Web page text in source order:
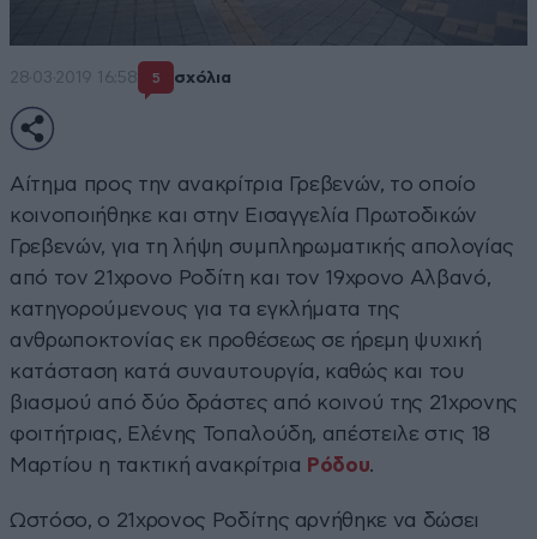
28·03·2019 16:58 5 σχόλια
Αίτημα προς την ανακρίτρια Γρεβενών, το οποίο
κοινοποιήθηκε και στην Εισαγγελία Πρωτοδικών
Γρεβενών, για τη λήψη συμπληρωματικής απολογίας
από τον 21χρονο Ροδίτη και τον 19χρονο Αλβανό,
κατηγορούμενους για τα εγκλήματα της
ανθρωποκτονίας εκ προθέσεως σε ήρεμη ψυχική
κατάσταση κατά συναυτουργία, καθώς και του
βιασμού από δύο δράστες από κοινού της 21χρονης
φοιτήτριας, Ελένης Τοπαλούδη, απέστειλε στις 18
Μαρτίου η τακτική ανακρίτρια Ρόδου.
Ωστόσο, ο 21χρονος Ροδίτης αρνήθηκε να δώσει